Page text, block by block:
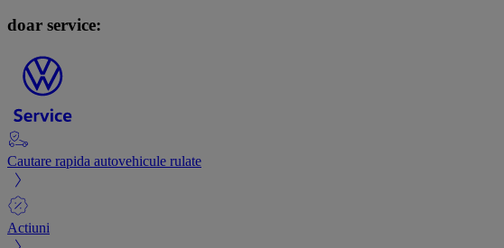
doar service:
Cautare rapida autovehicule rulate
Actiuni